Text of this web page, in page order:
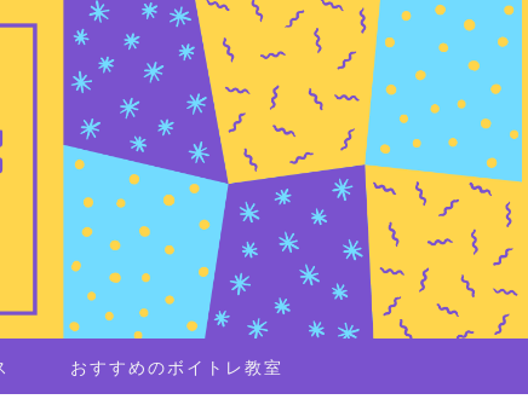
おすすめのボイトレ教室